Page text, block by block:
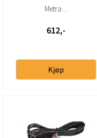
2-DIN BMW 5-serie (E39)
Metra ...
612,-
Kjøp